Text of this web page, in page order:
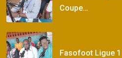
Coupe…
Fasofoot Ligue